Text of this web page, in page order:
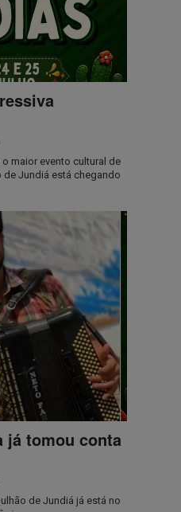
maior evento cultural de
de Jundiá está chegando
já tomou conta
de Jundiá já está no